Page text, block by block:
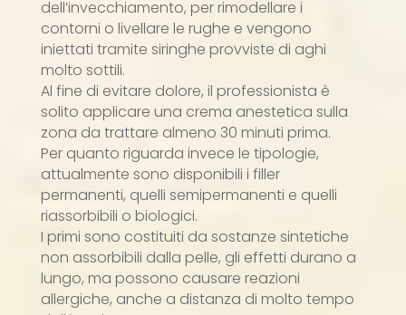
dell’invecchiamento, per rimodellare i
contorni o livellare le rughe e vengono
iniettati tramite siringhe provviste di aghi
molto sottili.
Al fine di evitare dolore, il professionista è
solito applicare una crema anestetica sulla
zona da trattare almeno 30 minuti prima.
Per quanto riguarda invece le tipologie,
attualmente sono disponibili i filler
permanenti, quelli semipermanenti e quelli
riassorbibili o biologici.
I primi sono costituiti da sostanze sintetiche
non assorbibili dalla pelle, gli effetti durano a
lungo, ma possono causare reazioni
allergiche, anche a distanza di molto tempo